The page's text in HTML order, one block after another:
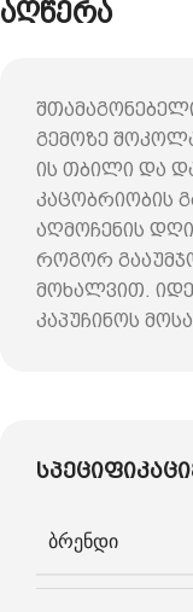
აღწერა
გემოზე
ის თბილი და
კაცობრიობის
აღმოჩენის
როგორ
მოხალვით.
კაპუჩინოს
ბრენდი